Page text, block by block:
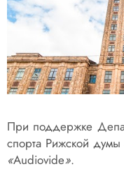
При поддержке
спорта Рижской думы
«Audiovide».